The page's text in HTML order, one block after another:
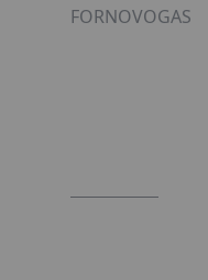
FORNOVOGAS